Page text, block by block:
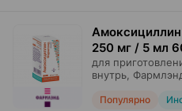
250 мг / 5 мл
для
внутрь,
Популярно